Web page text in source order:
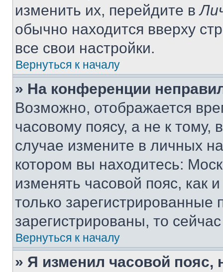
изменить их, перейдите в
обычно находится вверху
все свои настройки.
Вернуться к началу
» На конференции
Возможно, отображается
часовому поясу, а не к тому,
случае измените в личных
котором вы находитесь:
изменять часовой пояс, как
только
зарегистрированы, то
Вернуться к началу
» Я изменил часовой пояс,